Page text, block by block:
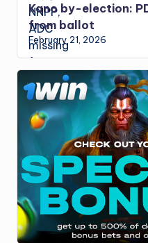
Kano by-election:
from ballot
February 21, 2026